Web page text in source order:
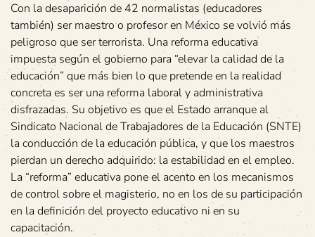
Con la desaparición de 42 normalistas (educadores
también) ser maestro o profesor en México se volvió más
peligroso que ser terrorista. Una reforma educativa
impuesta según el gobierno para “elevar la calidad de la
educación” que más bien lo que pretende en la realidad
concreta es ser una reforma laboral y administrativa
disfrazadas. Su objetivo es que el Estado arranque al
Sindicato Nacional de Trabajadores de la Educación (SNTE)
la conducción de la educación pública, y que los maestros
pierdan un derecho adquirido: la estabilidad en el empleo.
La “reforma” educativa pone el acento en los mecanismos
de control sobre el magisterio, no en los de su participación
en la definición del proyecto educativo ni en su
capacitación.